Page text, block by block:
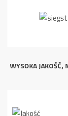
WYSOKA